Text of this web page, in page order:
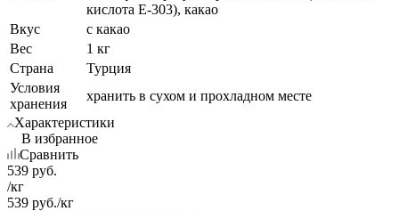
кислота Е-303), какао
Вкус
с какао
Вес
1 кг
Страна
Турция
Условия
хранения
хранить в сухом и прохладном месте
Характеристики
В избранное
Сравнить
539 руб.
/кг
539 руб./кг